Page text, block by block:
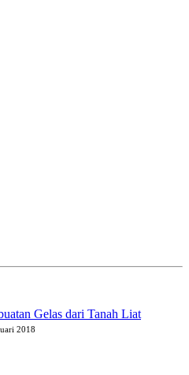
Gelas dari Tanah Liat
2018